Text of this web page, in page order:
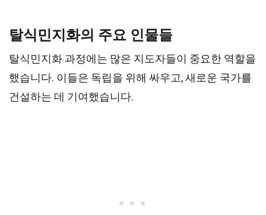
탈식민지화의 주요 인물들
탈식민지화 과정에는 많은 지도자들이 중요한 역할을
했습니다. 이들은 독립을 위해 싸우고, 새로운 국가를
건설하는 데 기여했습니다.